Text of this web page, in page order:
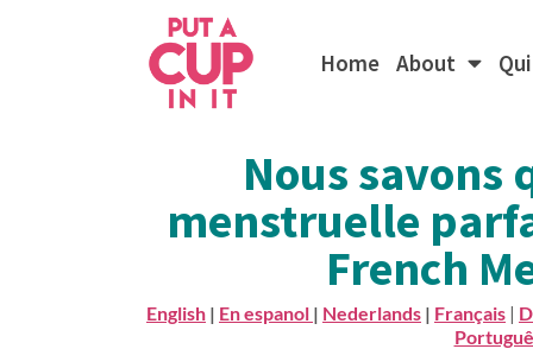
Home About
Nous savons
menstruelle
French
English | En espanol | Nederlands | Français |